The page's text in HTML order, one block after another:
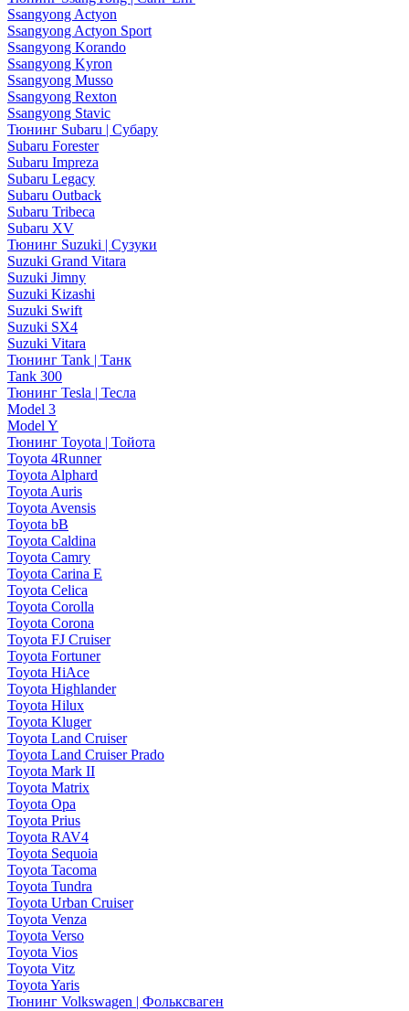
Ssangyong Actyon
Ssangyong Actyon Sport
Ssangyong Korando
Ssangyong Kyron
Ssangyong Musso
Ssangyong Rexton
Ssangyong Stavic
Тюнинг Subaru | Субару
Subaru Forester
Subaru Impreza
Subaru Legacy
Subaru Outback
Subaru Tribeca
Subaru XV
Тюнинг Suzuki | Сузуки
Suzuki Grand Vitara
Suzuki Jimny
Suzuki Kizashi
Suzuki Swift
Suzuki SX4
Suzuki Vitara
Тюнинг Tank | Танк
Tank 300
Тюнинг Tesla | Тесла
Model 3
Model Y
Тюнинг Toyota | Тойота
Toyota 4Runner
Toyota Alphard
Toyota Auris
Toyota Avensis
Toyota bB
Toyota Caldina
Toyota Camry
Toyota Carina E
Toyota Celica
Toyota Corolla
Toyota Corona
Toyota FJ Cruiser
Toyota Fortuner
Toyota HiAce
Toyota Highlander
Toyota Hilux
Toyota Kluger
Toyota Land Cruiser
Toyota Land Cruiser Prado
Toyota Mark II
Toyota Matrix
Toyota Opa
Toyota Prius
Toyota RAV4
Toyota Sequoia
Toyota Tacoma
Toyota Tundra
Toyota Urban Cruiser
Toyota Venza
Toyota Verso
Toyota Vios
Toyota Vitz
Toyota Yaris
Тюнинг Volkswagen | Фольксваген